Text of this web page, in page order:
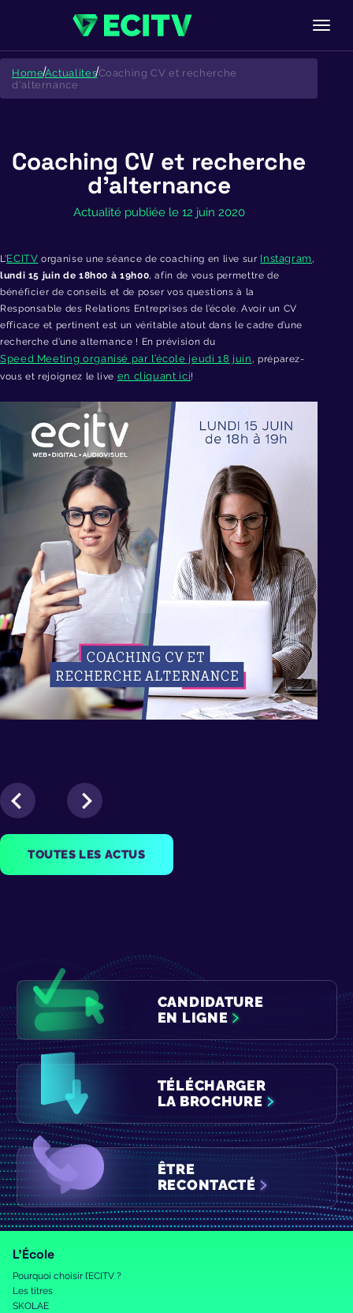
Skip
content
HomeActualitesCoaching CV et recherche
d'alternance
Coaching CV et recherche
d’alternance
Actualité publiée le 12 juin 2020
L’ECITV organise une séance de coaching en live sur Instagram ,
lundi 15 juin de 18h00 à 19h00, afin de vous permettre de
bénéficier de conseils et de poser vos questions à la
Responsable des Relations Entreprises de l’école. Avoir un CV
efficace et pertinent est un véritable atout dans le cadre d’une
recherche d’une alternance ! En prévision du
Speed Meeting organisé par l’école jeudi 18 juin , préparez-
vous et rejoignez le live en cliquant ici!
TOUTES LES ACTUS
CANDIDATURE
EN LIGNE
TÉLÉCHARGER
LA BROCHURE
ÊTRE
RECONTACTÉ
L’École
Pourquoi choisir l’ECITV ?
Les titres
SKOLAE